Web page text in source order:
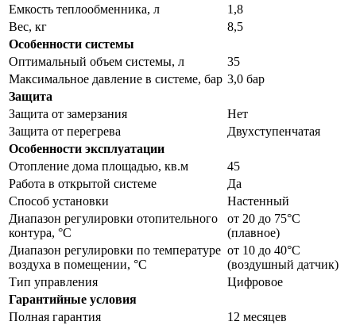
Емкость теплообменника, л
1,8
Вес, кг
8,5
Особенности системы
Оптимальный объем системы, л
35
Максимальное давление в системе, бар 3,0 бар
Защита
Защита от замерзания
Нет
Защита от перегрева
Двухступенчатая
Особенности эксплуатации
Отопление дома площадью, кв.м
45
Работа в открытой системе
Да
Способ установки
Настенный
Диапазон регулировки отопительного
контура, °С
от 20 до 75°С
(плавное)
Диапазон регулировки по температуре
воздуха в помещении, °С
от 10 до 40°С
(воздушный датчик)
Тип управления
Цифровое
Гарантийные условия
Полная гарантия
12 месяцев